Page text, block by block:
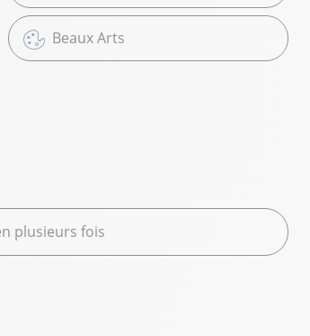
Beaux Arts
plusieurs fois